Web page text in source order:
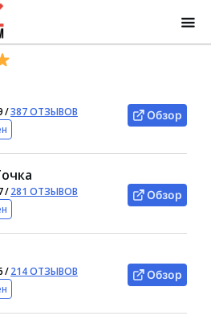
/387 ОТЗЫВОВ
Обзор
/281 ОТЗЫВОВ
Обзор
/214 ОТЗЫВОВ
Обзор